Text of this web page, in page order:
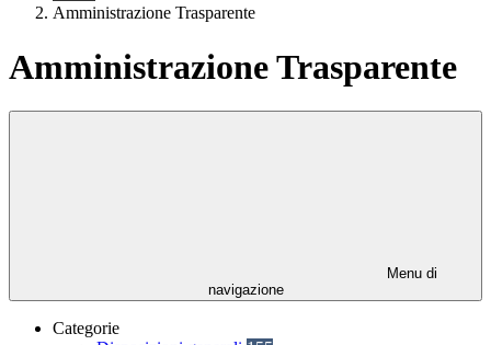
Amministrazione Trasparente
Amministrazione Trasparente
Menu di
navigazione
Categorie